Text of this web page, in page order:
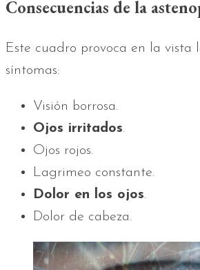
Consecuencias de la
Este cuadro provoca en la vista
síntomas:
Visión borrosa.
Ojos irritados.
Ojos rojos.
Lagrimeo constante.
Dolor en los ojos.
Dolor de cabeza.